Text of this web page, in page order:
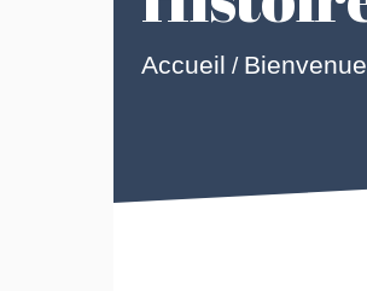
Accueil / Bienvenue